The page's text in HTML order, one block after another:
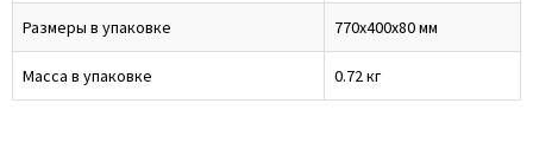
Размеры в упаковке 770х400х80 мм
Масса в упаковке 0.72 кг